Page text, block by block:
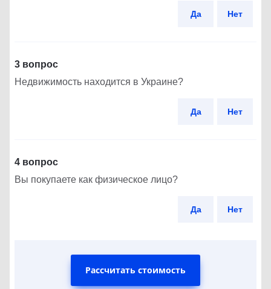
Да Нет
3 вопрос
Недвижимость находится в Украине?
Да Нет
4 вопрос
Вы покупаете как физическое лицо?
Да Нет
Рассчитать стоимость